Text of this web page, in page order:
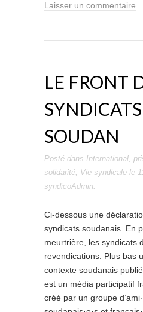
Laisser un commentaire
LE FRONT
SOUDAN
Posté dans International,
solidarité, Vie syndicale le
syndicoAdmin.
Ci-dessous une
syndicats soudanais. En
meurtrière, les syndicats
revendications. Plus bas
contexte soudanais
est un média participatif
créé par un groupe